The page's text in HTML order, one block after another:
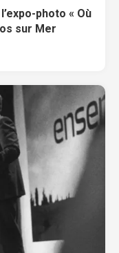
photo « Où
sur Mer